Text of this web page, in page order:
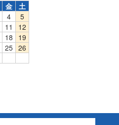
金
土
4
5
11
12
18
19
25 26